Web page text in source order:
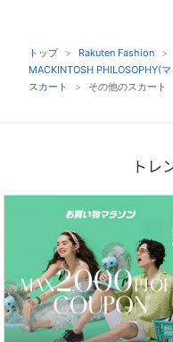
トップ
Rakuten Fashion
MACKINTOSH PHILOSOPHY(
スカート
その他のスカート
トレ